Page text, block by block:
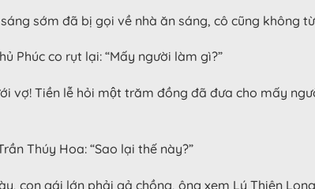
sớm đã bị gọi về nhà ăn sáng, cô cũng không
Phúc co rụt lại: “Mấy người làm gì?”
vợ! Tiền lễ hỏi một trăm đồng đã đưa cho mấy
Thúy Hoa: “Sao lại thế này?”
con gái lớn phải gả chồng, ông xem Lý Thiên